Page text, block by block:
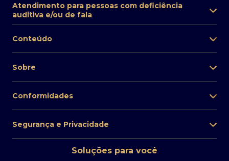
Atendimento para pessoas com deficiência
auditiva e/ou de fala
Conteúdo
Sobre
Conformidades
Segurança e Privacidade
Soluções para você